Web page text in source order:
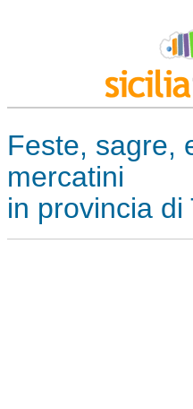
Feste, sagre,
mercatini
in provincia di